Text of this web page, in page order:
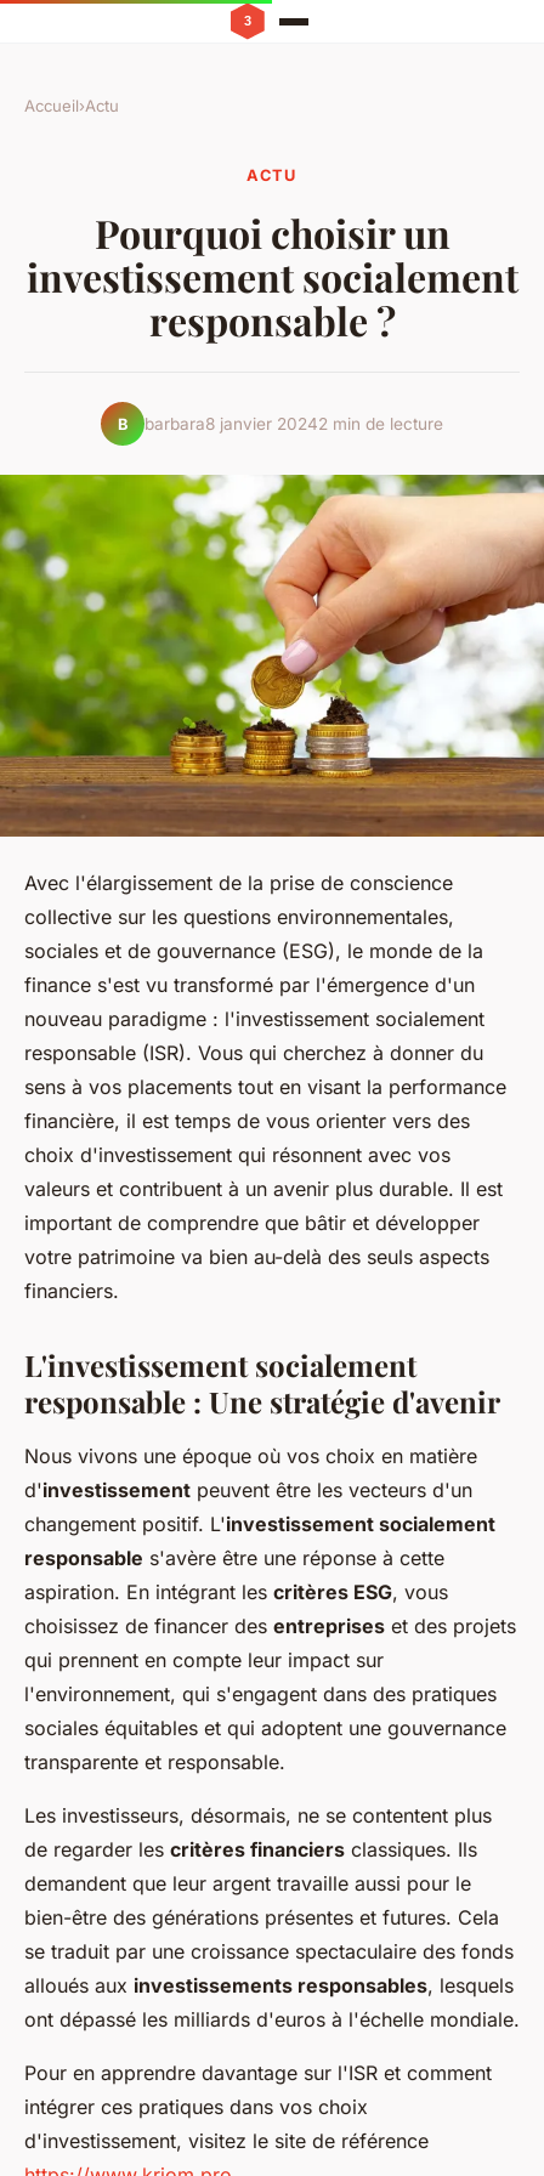
Accueil›Actu
ACTU
Pourquoi choisir un
investissement socialement
responsable ?
B barbara8 janvier 20242 min de lecture
Avec l'élargissement de la prise de conscience
collective sur les questions environnementales,
sociales et de gouvernance (ESG), le monde de la
finance s'est vu transformé par l'émergence d'un
nouveau paradigme : l'investissement socialement
responsable (ISR). Vous qui cherchez à donner du
sens à vos placements tout en visant la performance
financière, il est temps de vous orienter vers des
choix d'investissement qui résonnent avec vos
valeurs et contribuent à un avenir plus durable. Il est
important de comprendre que bâtir et développer
votre patrimoine va bien au-delà des seuls aspects
financiers.
L'investissement socialement
responsable : Une stratégie d'avenir
Nous vivons une époque où vos choix en matière
d'investissement peuvent être les vecteurs d'un
changement positif. L'investissement socialement
responsable s'avère être une réponse à cette
aspiration. En intégrant les critères ESG, vous
choisissez de financer des entreprises et des projets
qui prennent en compte leur impact sur
l'environnement, qui s'engagent dans des pratiques
sociales équitables et qui adoptent une gouvernance
transparente et responsable.
Les investisseurs, désormais, ne se contentent plus
de regarder les critères financiers classiques. Ils
demandent que leur argent travaille aussi pour le
bien-être des générations présentes et futures. Cela
se traduit par une croissance spectaculaire des fonds
alloués aux investissements responsables, lesquels
ont dépassé les milliards d'euros à l'échelle mondiale.
Pour en apprendre davantage sur l'ISR et comment
intégrer ces pratiques dans vos choix
d'investissement, visitez le site de référence